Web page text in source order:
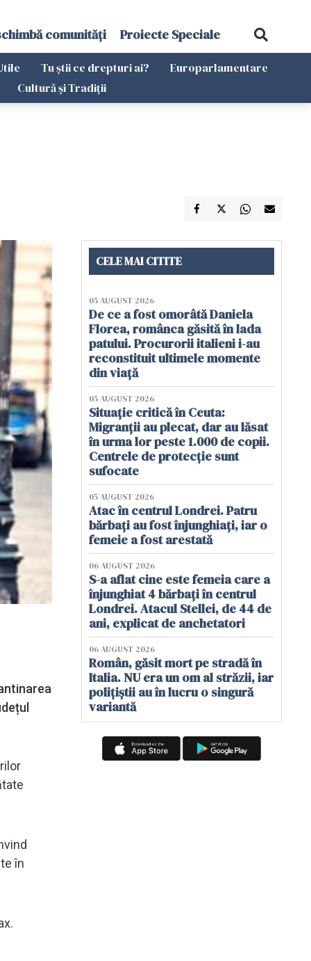
comunități Proiecte Speciale
Tu știi ce drepturi ai?
Europarlamentare
Cultură și Tradiții
în
CELE MAI CITITE
05 AUGUST 2026
De ce a fost omorâtă Daniela
Florea, românca găsită în lada
patului. Procurorii italieni i-au
reconstituit ultimele momente
din viață
05 AUGUST 2026
Situație critică în Ceuta:
Migranții au plecat, dar au lăsat
în urma lor peste 1.000 de copii.
Centrele de protecție sunt
sufocate
05 AUGUST 2026
Atac în centrul Londrei. Patru
bărbați au fost înjunghiați, iar o
femeie a fost arestată
06 AUGUST 2026
S-a aflat cine este femeia care a
înjunghiat 4 bărbați în centrul
Londrei. Atacul Stellei, de 44 de
ani, explicat de anchetatori
06 AUGUST 2026
Român, găsit mort pe stradă în
Italia. NU era un om al străzii, iar
polițiștii au în lucru o singură
variantă